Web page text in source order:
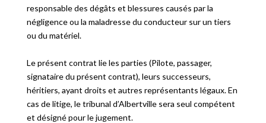
responsable des dégâts et blessures causés par la
négligence ou la maladresse du conducteur sur un tiers
ou du matériel.
Le présent contrat lie les parties (Pilote, passager,
signataire du présent contrat), leurs successeurs,
héritiers, ayant droits et autres représentants légaux. En
cas de litige, le tribunal d’Albertville sera seul compétent
et désigné pour le jugement.